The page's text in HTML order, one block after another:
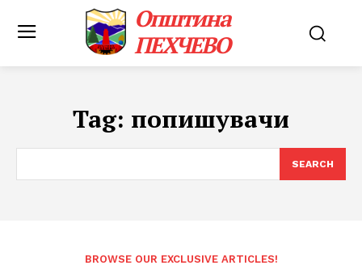
Општина
ПЕХЧЕВО
Tag: попишувачи
SEARCH
BROWSE OUR EXCLUSIVE ARTICLES!